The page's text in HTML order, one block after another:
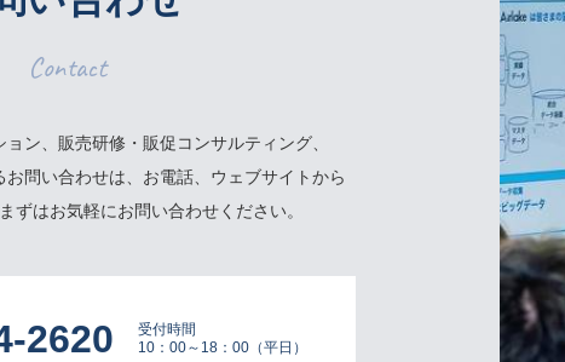
Contact
ン、販売研修・販促コンサルティング、
問い合わせは、お電話、ウェブサイトから
ずはお気軽にお問い合わせください。
2620
受付時間
10：00～18：00（平日）